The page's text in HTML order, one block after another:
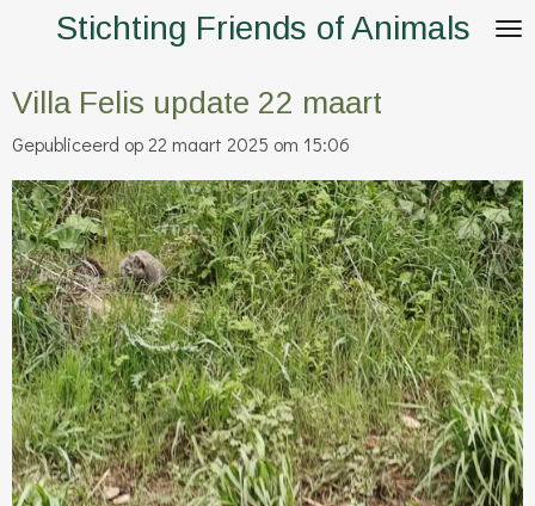
naar
hoofdinhoud
Stichting Friends of Animals
Villa Felis update 22 maart
Gepubliceerd op 22 maart 2025 om 15:06